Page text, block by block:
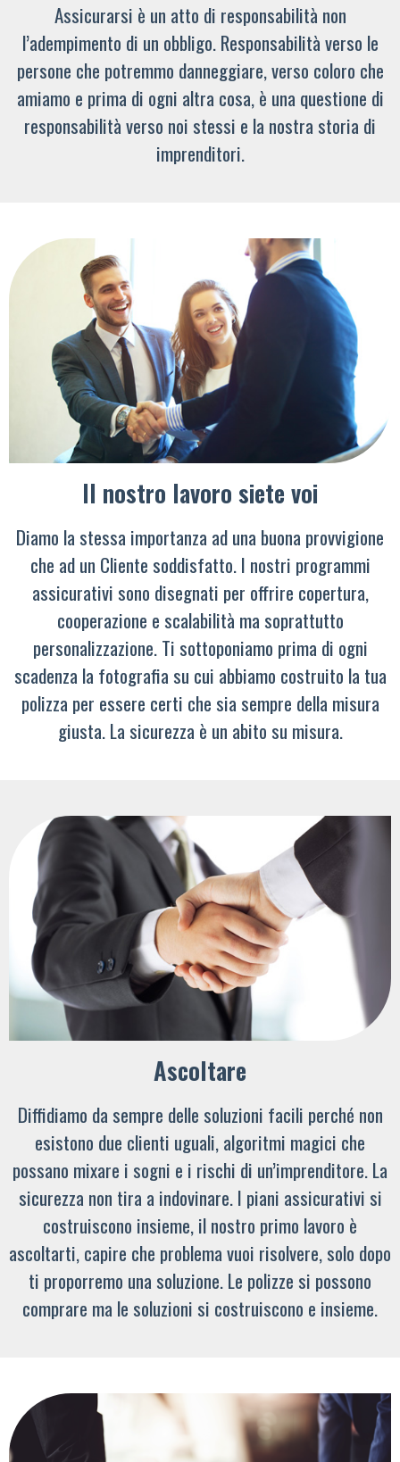
Assicurarsi è un atto di responsabilità non
l’adempimento di un obbligo. Responsabilità verso le
persone che potremmo danneggiare, verso coloro che
amiamo e prima di ogni altra cosa, è una questione di
responsabilità verso noi stessi e la nostra storia di
imprenditori.
Il nostro lavoro siete voi
Diamo la stessa importanza ad una buona provvigione
che ad un Cliente soddisfatto. I nostri programmi
assicurativi sono disegnati per offrire copertura,
cooperazione e scalabilità ma soprattutto
personalizzazione. Ti sottoponiamo prima di ogni
scadenza la fotografia su cui abbiamo costruito la tua
polizza per essere certi che sia sempre della misura
giusta. La sicurezza è un abito su misura.
Ascoltare
Diffidiamo da sempre delle soluzioni facili perché non
esistono due clienti uguali, algoritmi magici che
possano mixare i sogni e i rischi di un’imprenditore. La
sicurezza non tira a indovinare. I piani assicurativi si
costruiscono insieme, il nostro primo lavoro è
ascoltarti, capire che problema vuoi risolvere, solo dopo
ti proporremo una soluzione. Le polizze si possono
comprare ma le soluzioni si costruiscono e insieme.